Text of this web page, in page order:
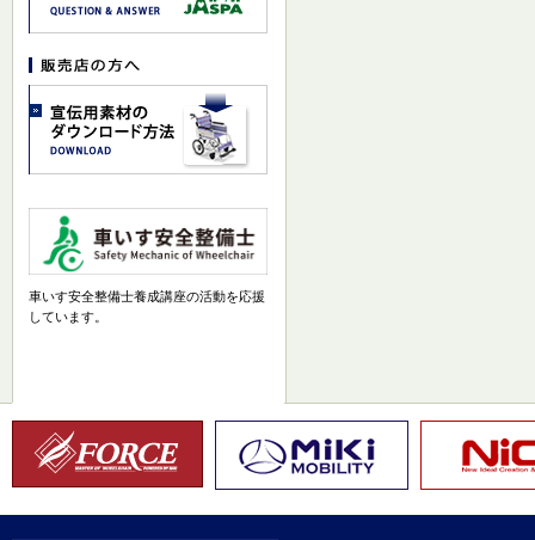
車いす安全整備士養成講座の活動を応援
しています。